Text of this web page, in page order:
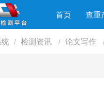
首页 查重
/ 检测资讯 / 论文写作